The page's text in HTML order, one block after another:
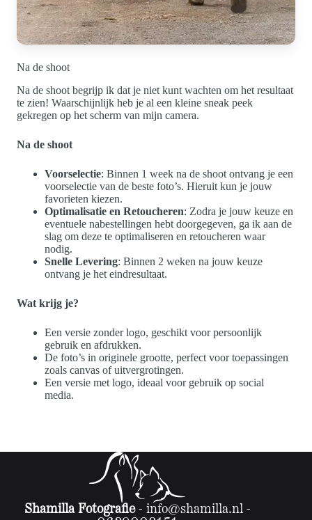
Na de shoot
Na de shoot begrijp ik dat je niet kunt wachten om het resultaat
te zien! Waarschijnlijk heb je al een kleine sneak peek
gekregen op het scherm van mijn camera.
Na de shoot
Voorselectie: Binnen 1 week na de shoot ontvang je een
voorselectie van de beste foto’s. Hieruit kun je jouw
favorieten kiezen.
Optimalisatie en Retoucheren: Zodra je jouw keuze en
eventuele nabestellingen hebt doorgegeven, ga ik aan de
slag om deze te optimaliseren en retoucheren waar
nodig.
Snelle Levering: Binnen 2 weken na jouw keuze
ontvang je het eindresultaat.
Wat krijg je?
Een versie zonder logo, geschikt voor persoonlijk
gebruik en afdrukken.
De foto’s in originele grootte, perfect voor toepassingen
zoals canvas of uitvergrotingen.
Een versie met logo, ideaal voor gebruik op social
media.
Shamilla Fotografie- info@shamilla.nl-